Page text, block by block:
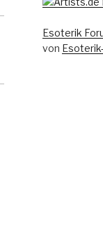
Esoterik
von